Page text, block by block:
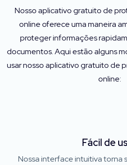
Nosso aplicativo gratuito de
online oferece uma maneira
proteger informações
documentos. Aqui estão alguns
usar nosso aplicativo gratuito de
online:
Fácil de
Nossa interface intuitiva torna